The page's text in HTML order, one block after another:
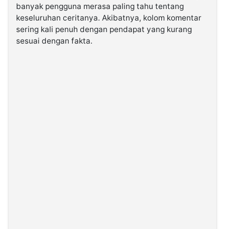
Kabarbaru
Media
Holding
banyak pengguna merasa paling tahu tentang
keseluruhan ceritanya. Akibatnya, kolom komentar
sering kali penuh dengan pendapat yang kurang
sesuai dengan fakta.